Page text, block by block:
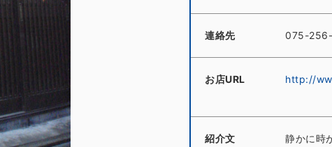
連絡先 075-
お店URL http://
紹介文
静かに時